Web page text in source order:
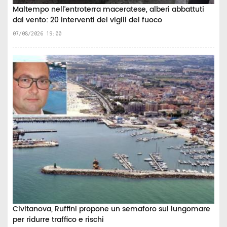
Maltempo nell’entroterra maceratese, alberi abbattuti
dal vento: 20 interventi dei vigili del fuoco
07/08/2026 19:00
Civitanova, Ruffini propone un semaforo sul lungomare
per ridurre traffico e rischi